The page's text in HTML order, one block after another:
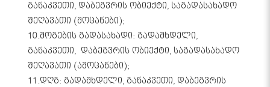
განაკვეთი, დაბეგვრის ობიექტი, საგადასახადო
შეღავათი (მოცანები);
10.მოგების გადასახადი: გადამხდელი,
განაკვეთი, დაბეგვრის ობიექტი, საგადასახადო
შეღავათი (ამოცანები);
11.დღგ: გადამხდელი, განაკვეთი, დაბეგვრის